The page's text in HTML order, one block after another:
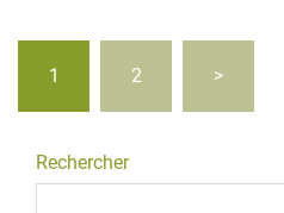
des
publications
1 2 >
Rechercher